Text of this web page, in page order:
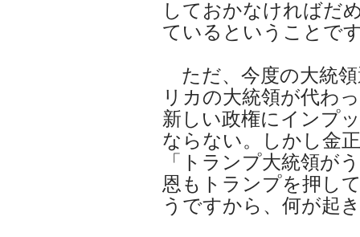
しておかなければだ
ているということで
ただ、今度の大統
リカの大統領が代わ
新しい政権にインプ
ならない。しかし金
「トランプ大統領が
恩もトランプを押し
うですから、何が起